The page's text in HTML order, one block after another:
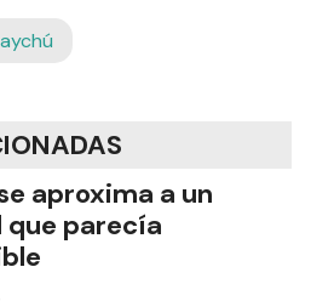
aproxima a un
que parecía